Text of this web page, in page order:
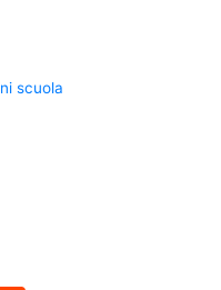
scuola